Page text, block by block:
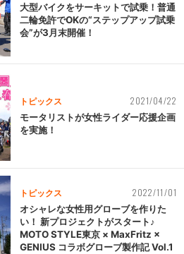
大型バイクをサーキットで試乗！普通
二輪免許でOKの“ステップアップ試乗
会”が3月末開催！
トピックス 2021/04/22
モータリストが女性ライダー応援企画
を実施！
トピックス 2022/11/01
オシャレな女性用グローブを作りた
い！ 新プロジェクトがスタート♪
MOTO STYLE東京 × MaxFritz ×
GENIUS コラボグローブ製作記 Vol.1